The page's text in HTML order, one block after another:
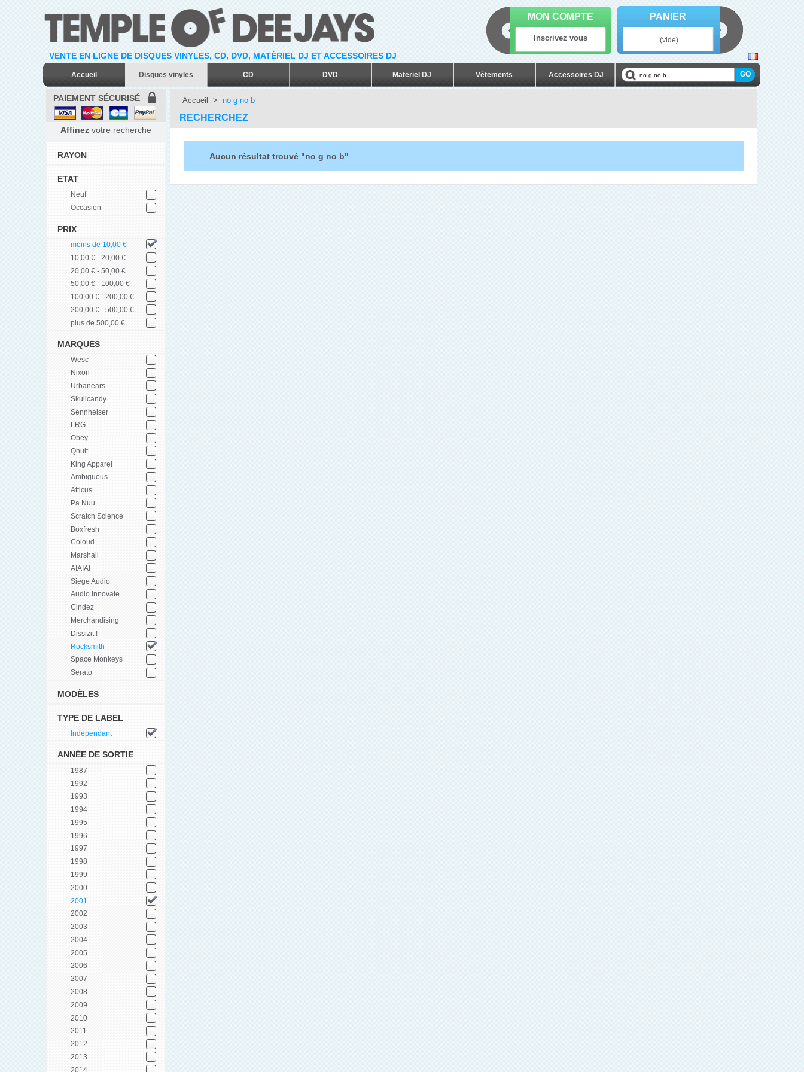
VENTE EN LIGNE DE DISQUES VINYLES, CD, DVD, MATÉRIEL DJ ET ACCESSOIRES DJ
Accueil Disques vinyles CD DVD Materiel DJ Vêtements Accessoires DJ
MON COMPTE
Inscrivez vous
PANIER
(vide)
PAIEMENT SÉCURISÉ
Affinez votre recherche
RAYON
ETAT
Neuf
Occasion
PRIX
moins de 10,00 €
10,00 € - 20,00 €
20,00 € - 50,00 €
50,00 € - 100,00 €
100,00 € - 200,00 €
200,00 € - 500,00 €
plus de 500,00 €
MARQUES
Wesc
Nixon
Urbanears
Skullcandy
Sennheiser
LRG
Obey
Qhuit
King Apparel
Ambiguous
Atticus
Pa Nuu
Scratch Science
Boxfresh
Coloud
Marshall
AIAIAI
Siege Audio
Audio Innovate
Cindez
Merchandising
Dissizit !
Rocksmith
Space Monkeys
Serato
MODÈLES
TYPE DE LABEL
Indépendant
ANNÉE DE SORTIE
1987
1992
1993
1994
1995
1996
1997
1998
1999
2000
2001
2002
2003
2004
2005
2006
2007
2008
2009
2010
2011
2012
2013
2014
Accueil > no g no b
RECHERCHEZ
Aucun résultat trouvé "no g no b"